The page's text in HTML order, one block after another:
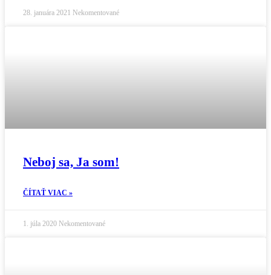
28. januára 2021 Nekomentované
Neboj sa, Ja som!
ČÍTAŤ VIAC »
1. júla 2020 Nekomentované